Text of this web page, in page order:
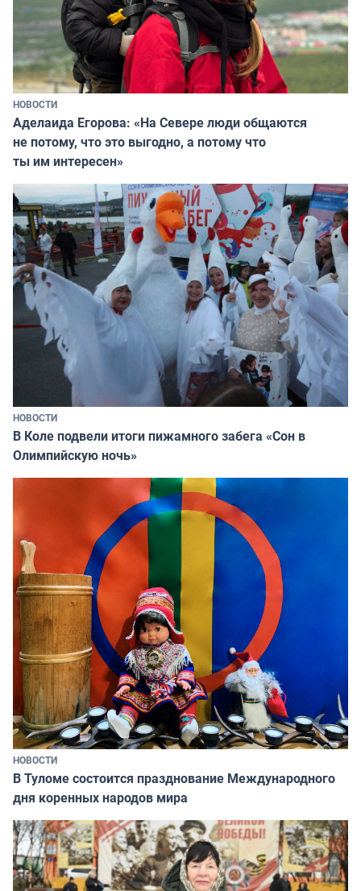
НОВОСТИ
Аделаида Егорова: «На Севере люди общаются
не потому, что это выгодно, а потому что
ты им интересен»
НОВОСТИ
В Коле подвели итоги пижамного забега «Сон в
Олимпийскую ночь»
НОВОСТИ
В Туломе состоится празднование Международного
дня коренных народов мира